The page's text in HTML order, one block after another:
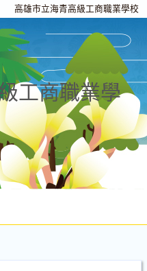
高雄市立海青高級工商職業學校
工商職業學